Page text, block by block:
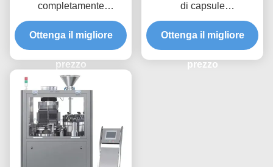
completamente
automatica di
riempimento da 5,5 kW
con basso rumore
Ottenga il migliore
prezzo
di capsule
completamente
automatica con
precisione ±1,5 2,5%
Ottenga il migliore
prezzo